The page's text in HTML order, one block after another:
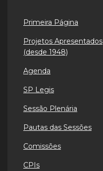
Primeira Página
Projetos Apresentados
(desde 1948)
Agenda
SP Legis
Sessão Plenária
Pautas das Sessões
Comissões
CPIs